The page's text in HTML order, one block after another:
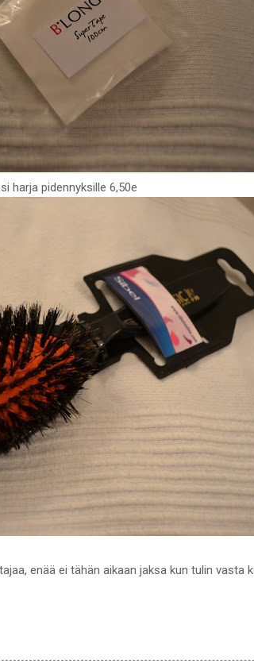
harja pidennyksille 6,50e
enää ei tähän aikaan jaksa kun tulin vasta